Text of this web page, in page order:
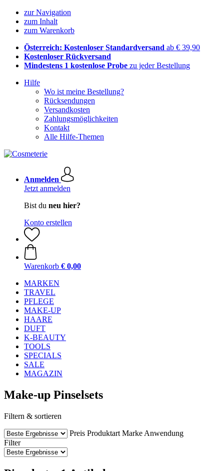
zur Navigation
zum Inhalt
zum Warenkorb
Österreich: Kostenloser Standardversand ab € 39,90
Kostenloser Rückversand
Mindestens 1 kostenlose Probe zu jeder Bestellung
Hilfe
Wo ist meine Bestellung?
Rücksendungen
Versandkosten
Zahlungsmöglichkeiten
Kontakt
Alle Hilfe-Themen
Anmelden
Jetzt anmelden
Bist du neu hier?
Konto erstellen
Warenkorb € 0,00
MARKEN
TRAVEL
PFLEGE
MAKE-UP
HAARE
DUFT
K-BEAUTY
TOOLS
SPECIALS
SALE
MAGAZIN
Make-up Pinselsets
Filtern & sortieren
Preis Produktart Marke Anwendung
Filter